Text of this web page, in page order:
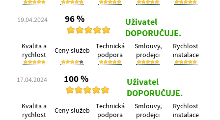
19.04.2024 96 %
Uživatel
DOPORUČUJE.
Kvalita a
rychlost
Ceny služeb
Technická
podpora
Smlouvy,
prodejci
Rychlost
instalace
17.04.2024 100 %
Uživatel
DOPORUČUJE.
Kvalita a
rychlost
Ceny služeb
Technická
podpora
Smlouvy,
prodejci
Rychlost
instalace